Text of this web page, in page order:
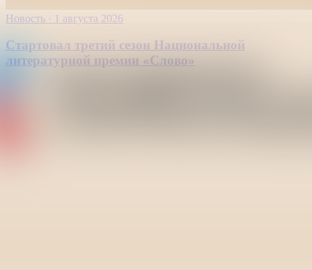
Новость · 1 августа 2026
Стартовал третий сезон Национальной
литературной премии «Слово»